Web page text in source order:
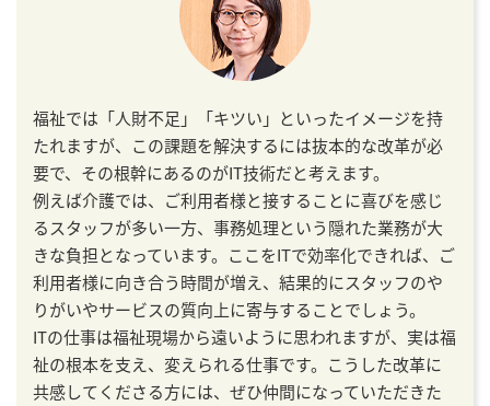
福祉では「人財不足」「キツい」といったイメージを持
たれますが、この課題を解決するには抜本的な改革が必
要で、その根幹にあるのがIT技術だと考えます。
例えば介護では、ご利用者様と接することに喜びを感じ
るスタッフが多い一方、事務処理という隠れた業務が大
きな負担となっています。ここをITで効率化できれば、ご
利用者様に向き合う時間が増え、結果的にスタッフのや
りがいやサービスの質向上に寄与することでしょう。
ITの仕事は福祉現場から遠いように思われますが、実は福
祉の根本を支え、変えられる仕事です。こうした改革に
共感してくださる方には、ぜひ仲間になっていただきた